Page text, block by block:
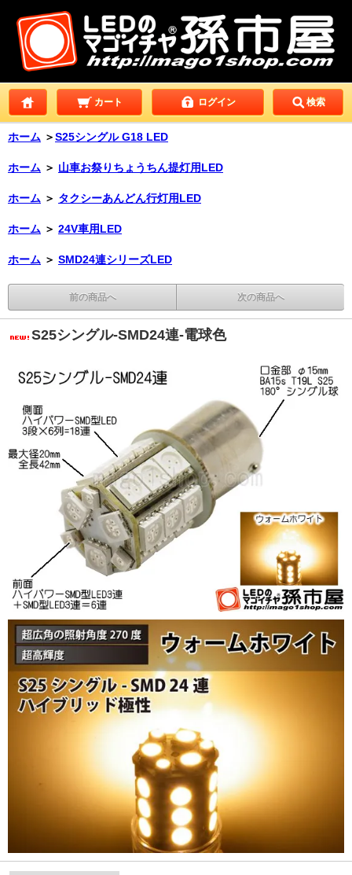
カート ログイン 検索
ホーム ＞S25シングル G18 LED
ホーム ＞ 山車お祭りちょうちん提灯用LED
ホーム ＞ タクシーあんどん行灯用LED
ホーム ＞ 24V車用LED
ホーム ＞ SMD24連シリーズLED
前の商品へ 次の商品へ
S25シングル-SMD24連-電球色